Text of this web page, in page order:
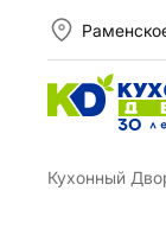
Кухонный